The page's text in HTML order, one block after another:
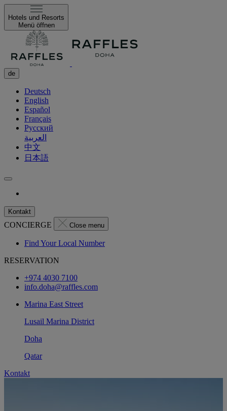
Hotels und Resorts
Menü öffnen
de
Deutsch
English
Español
Français
Русский
العربية
中文
日本語
Kontakt
CONCIERGE Close menu
Find Your Local Number
RESERVATION
+974 4030 7100
info.doha@raffles.com
Marina East Street
Lusail Marina District
Doha
Qatar
Kontakt